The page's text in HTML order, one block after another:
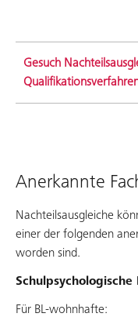
Gesuch
Anerkannte
Nachteilsausgleiche
einer der folgenden
worden sind.
Schulpsychologische
Für BL-wohnhafte: